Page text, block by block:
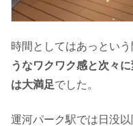
時間としてはあっとい
うなワクワク感と次々
は大満足でした。
運河パーク駅では日没